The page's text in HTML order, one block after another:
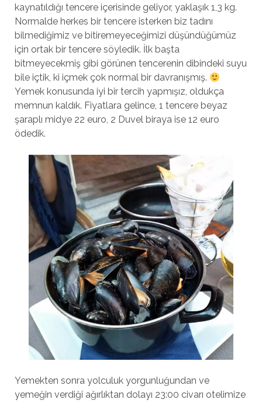
kaynatıldığı tencere içerisinde geliyor, yaklaşık 1,3 kg.
Normalde herkes bir tencere isterken biz tadını
bilmediğimiz ve bitiremeyeceğimizi düşündüğümüz
için ortak bir tencere söyledik. İlk başta
bitmeyecekmiş gibi görünen tencerenin dibindeki suyu
bile içtik, ki içmek çok normal bir davranışmış.
Yemek konusunda iyi bir tercih yapmışız, oldukça
memnun kaldık. Fiyatlara gelince, 1 tencere beyaz
şaraplı midye 22 euro, 2 Duvel biraya ise 12 euro
ödedik.
Yemekten sonra yolculuk yorgunluğundan ve
yemeğin verdiği ağırlıktan dolayı 23:00 civarı otelimize